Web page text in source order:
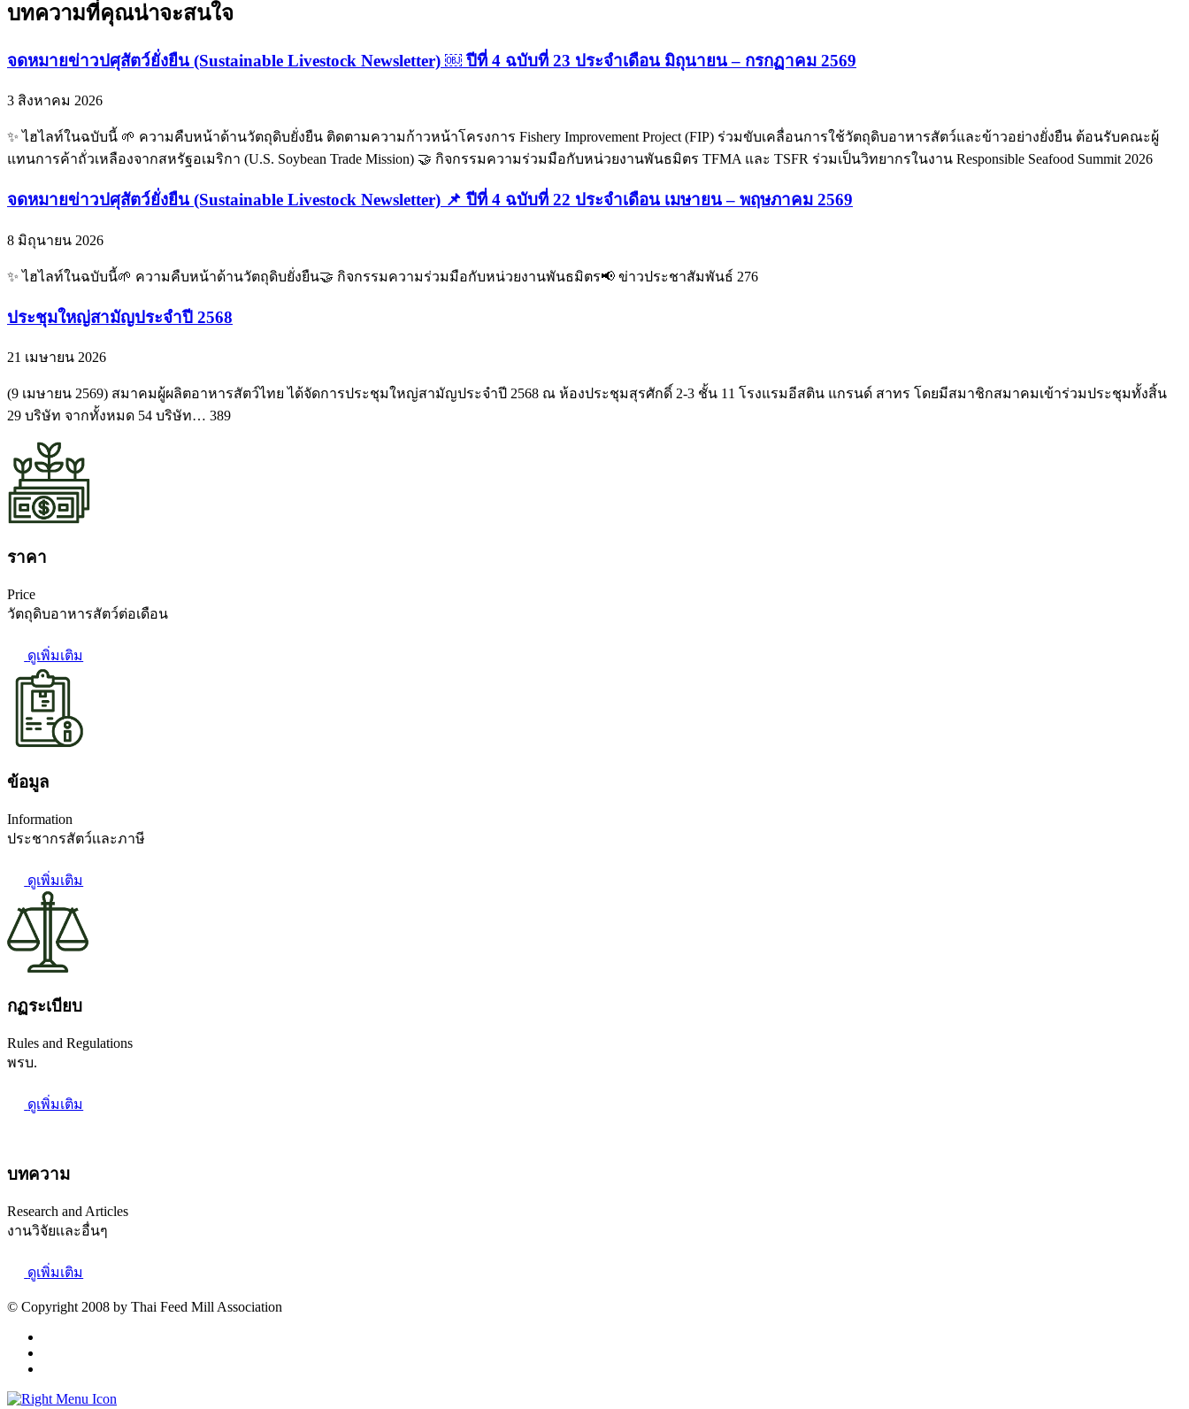
บทความที่คุณน่าจะสนใจ
จดหมายข่าวปศุสัตว์ยั่งยืน (Sustainable Livestock Newsletter) ￼ ปีที่ 4 ฉบับที่ 23 ประจำเดือน มิถุนายน – กรกฏาคม 2569
3 สิงหาคม 2026
✨ ไฮไลท์ในฉบับนี้ 🌱 ความคืบหน้าด้านวัตถุดิบยั่งยืน ติดตามความก้าวหน้าโครงการ Fishery Improvement Project (FIP) ร่วมขับเคลื่อนการใช้วัตถุดิบอาหารสัตว์และข้าวอย่างยั่งยืน ต้อนรับคณะผู้
แทนการค้าถั่วเหลืองจากสหรัฐอเมริกา (U.S. Soybean Trade Mission) 🤝 กิจกรรมความร่วมมือกับหน่วยงานพันธมิตร TFMA และ TSFR ร่วมเป็นวิทยากรในงาน Responsible Seafood Summit 2026
จดหมายข่าวปศุสัตว์ยั่งยืน (Sustainable Livestock Newsletter) 📌 ปีที่ 4 ฉบับที่ 22 ประจำเดือน เมษายน – พฤษภาคม 2569
8 มิถุนายน 2026
✨ ไฮไลท์ในฉบับนี้🌱 ความคืบหน้าด้านวัตถุดิบยั่งยืน🤝 กิจกรรมความร่วมมือกับหน่วยงานพันธมิตร📢 ข่าวประชาสัมพันธ์ 276
ประชุมใหญ่สามัญประจำปี 2568
21 เมษายน 2026
(9 เมษายน 2569) สมาคมผู้ผลิตอาหารสัตว์ไทย ได้จัดการประชุมใหญ่สามัญประจำปี 2568 ณ ห้องประชุมสุรศักดิ์ 2-3 ชั้น 11 โรงแรมอีสติน แกรนด์ สาทร โดยมีสมาชิกสมาคมเข้าร่วมประชุมทั้งสิ้น
29 บริษัท จากทั้งหมด 54 บริษัท… 389
ราคา
Price
วัตถุดิบอาหารสัตว์ต่อเดือน
ดูเพิ่มเติม
ข้อมูล
Information
ประชากรสัตว์เเละภาษี
ดูเพิ่มเติม
กฏระเบียบ
Rules and Regulations
พรบ.
ดูเพิ่มเติม
บทความ
Research and Articles
งานวิจัยเเละอื่นๆ
ดูเพิ่มเติม
© Copyright 2008 by Thai Feed Mill Association